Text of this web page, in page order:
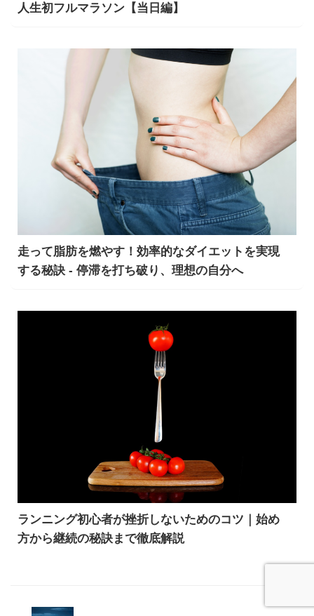
人生初フルマラソン【当日編】
走って脂肪を燃やす！効率的なダイエットを実現
する秘訣 - 停滞を打ち破り、理想の自分へ
ランニング初心者が挫折しないためのコツ｜始め
方から継続の秘訣まで徹底解説